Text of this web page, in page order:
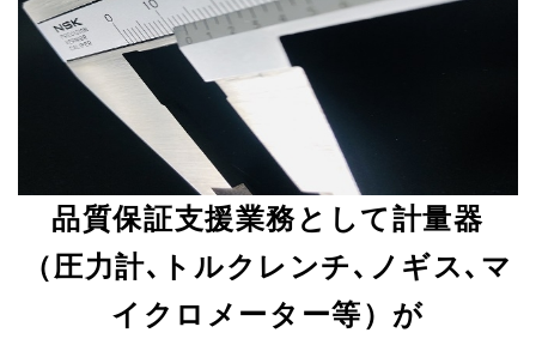
品質保証支援業務として計量器
（圧力計､トルクレンチ､ノギス､マ
イクロメーター等）が